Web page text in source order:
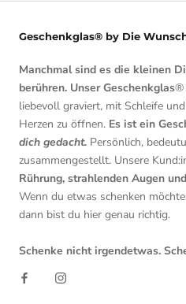
Geschenkglas® by Die
Manchmal sind es die kleinen
berühren. Unser Geschenkglas®
liebevoll graviert, mit Schleife
Herzen zu öffnen. Es ist ein
dich gedacht. Persönlich,
zusammengestellt. Unsere
Rührung, strahlenden Augen
Wenn du etwas schenken
dann bist du hier genau richtig.
Schenke nicht irgendetwas.